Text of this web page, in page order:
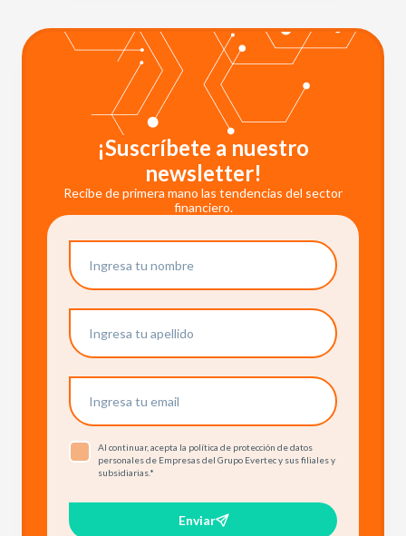
¡Suscríbete a nuestro
newsletter!
Recibe de primera mano las tendencias del sector
financiero.
Al continuar, acepta la política de protección de datos
personales de Empresas del Grupo Evertec y sus filiales y
subsidiarias.*
Enviar